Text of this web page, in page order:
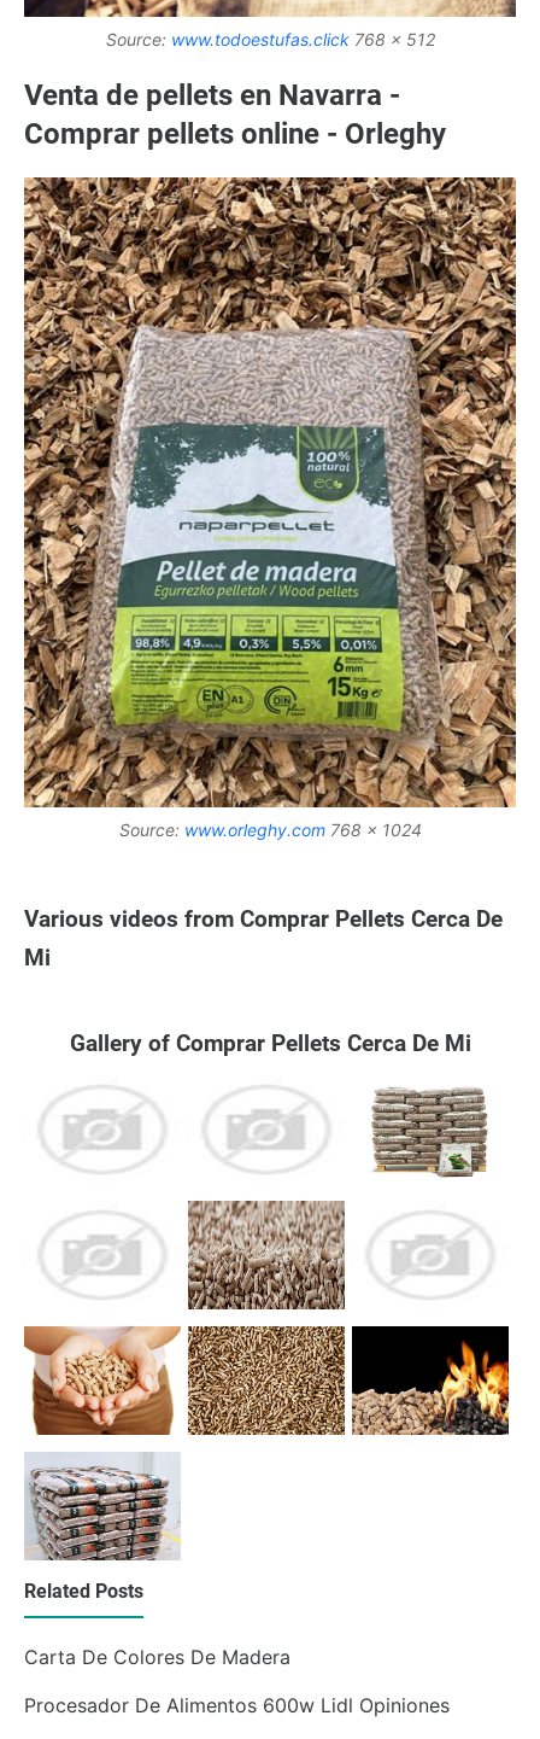
Source: www.todoestufas.click768 x 512
Venta de pellets en Navarra -
Comprar pellets online - Orleghy
Source: www.orleghy.com768 x 1024
Various videos from Comprar Pellets Cerca De
Mi
Gallery of Comprar Pellets Cerca De Mi
Related Posts
Carta De Colores De Madera
Procesador De Alimentos 600w Lidl Opiniones